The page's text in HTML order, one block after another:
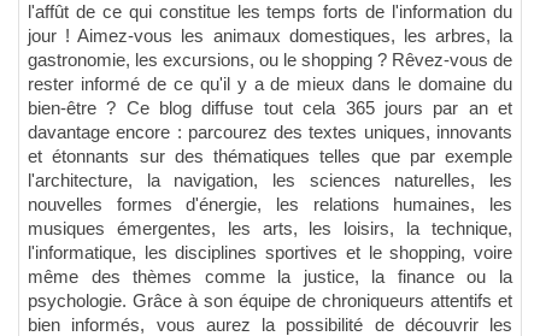
l'affût de ce qui constitue les temps forts de l'information du
jour ! Aimez-vous les animaux domestiques, les arbres, la
gastronomie, les excursions, ou le shopping ? Rêvez-vous de
rester informé de ce qu'il y a de mieux dans le domaine du
bien-être ? Ce blog diffuse tout cela 365 jours par an et
davantage encore : parcourez des textes uniques, innovants
et étonnants sur des thématiques telles que par exemple
l'architecture, la navigation, les sciences naturelles, les
nouvelles formes d'énergie, les relations humaines, les
musiques émergentes, les arts, les loisirs, la technique,
l'informatique, les disciplines sportives et le shopping, voire
même des thèmes comme la justice, la finance ou la
psychologie. Grâce à son équipe de chroniqueurs attentifs et
bien informés, vous aurez la possibilité de découvrir les